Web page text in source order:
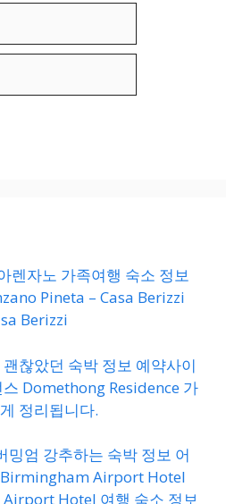
렌자노 가족여행 숙소 정보
Pineta – Casa Berizzi
Berizzi
찮았던 숙박 정보 예약사이
스 Domethong Residence 가
정리됩니다.
밍엄 강추하는 숙박 정보 어
Birmingham Airport Hotel
Hotel 여행 숙소 정보